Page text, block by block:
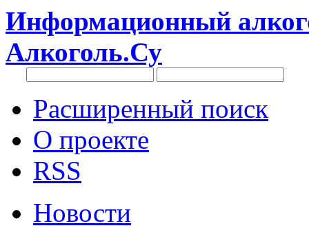
Информационный
Алкоголь.Су
Расширенный поиск
О проекте
RSS
Новости